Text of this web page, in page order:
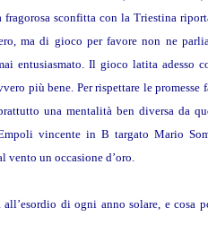
sconfitta con la Triestina
ma di gioco per favore non ne
entusiasmato. Il gioco latita adesso
più bene. Per rispettare le promesse
una mentalità ben diversa da
vincente in B targato Mario
vento un occasione d’oro.
di ogni anno solare, e cosa